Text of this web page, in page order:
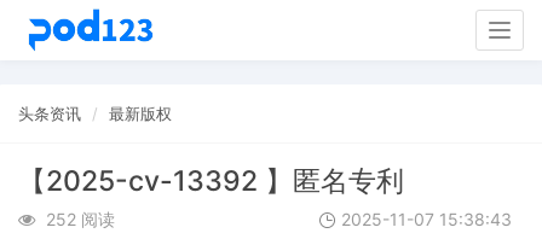
头条资讯 最新版权
【2025-cv-13392 】匿名专利
252 阅读 2025-11-07 15:38:43